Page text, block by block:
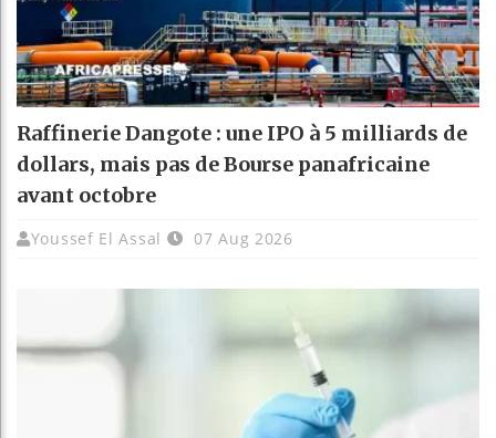
Raffinerie Dangote : une IPO à 5 milliards de
dollars, mais pas de Bourse panafricaine
avant octobre
Youssef El Assal 07 Aug 2026